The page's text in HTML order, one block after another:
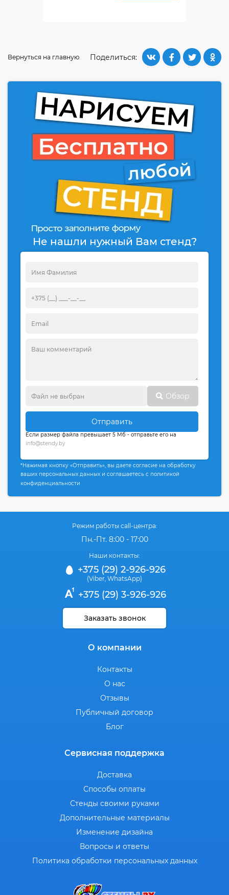
Поделиться:
Вернуться на главную
Не нашли нужный Вам стенд?
Обзор
Отправить
Если размер файла превышает 5 Мб - отправьте его на
info@stendy.by
*Нажимая кнопку «Отправить», вы даете согласие на обработку
ваших персональных данных и соглашаетесь с политикой
конфиденциальности
Режим работы call-центра:
Пн.-Пт. 8:00 - 17:00
Наши контакты:
+375 (29) 2-926-926
(Viber WhatsApp)
+375 (29) 3-926-926
Заказать звонок
О компании
Контакты
О нас
Отзывы
Публичный договор
Блог
Сервисная поддержка
Доставка
Способы оплаты
Стенды своими руками
Дополнительные материалы
Изменение дизайна
Вопросы и ответы
Политика обработки персональных данных